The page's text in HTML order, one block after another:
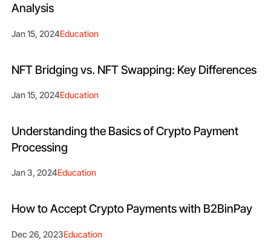
Analysis
Jan 15, 2024Education
NFT Bridging vs. NFT Swapping: Key Differences
Jan 15, 2024Education
Understanding the Basics of Crypto Payment
Processing
Jan 3, 2024Education
How to Accept Crypto Payments with B2BinPay
Dec 26, 2023Education